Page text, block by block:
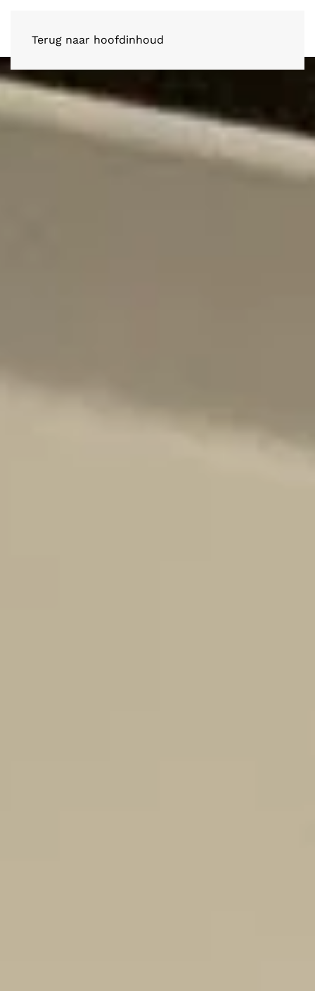
Terug naar hoofdinhoud